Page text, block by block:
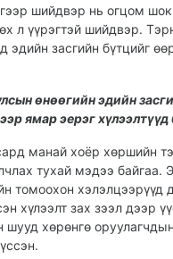
шийдвэр нь огцом
л үүрэгтэй шийдвэр.
эдийн засгийн бүтцийг
өнөөгийн эдийн
ямар эерэг хүлээлтүүд
манай хоёр хөршийн
тухай мэдээ байгаа.
томоохон хэлэлцээрүүд
хүлээлт зах зээл дээр
шууд хөрөнгө